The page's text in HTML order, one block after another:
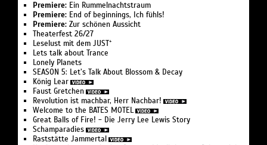
Premiere: Ein Rummelnachtstraum
Premiere: End of beginnings, Ich fühls!
Premiere: Zur schönen Aussicht
Theaterfest 26/27
Leselust mit dem JUST⁺
Lets talk about Trance
Lonely Planets
SEASON 5: Let’s Talk About Blossom & Decay
König Lear
Faust Gretchen
Revolution ist machbar, Herr Nachbar!
Welcome to the BATES MOTEL
Great Balls of Fire! - Die Jerry Lee Lewis Story
Schamparadies
Raststätte Jammertal